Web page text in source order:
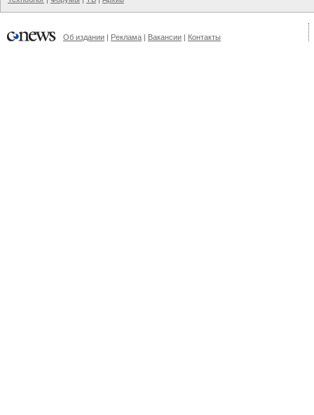
Об издании | Реклама | Вакансии | Контакты